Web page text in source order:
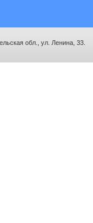
обл., ул. Ленина, 33.